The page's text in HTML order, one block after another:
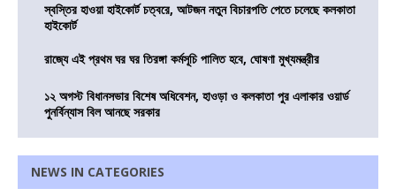
স্বস্তির হাওয়া হাইকোর্ট চত্বরে, আটজন নতুন বিচারপতি পেতে চলেছে কলকাতা
হাইকোর্ট
রাজ্যে এই প্রথম ঘর ঘর তিরঙ্গা কর্মসূচি পালিত হবে, ঘোষণা মুখ্যমন্ত্রীর
১২ অগস্ট বিধানসভার বিশেষ অধিবেশন, হাওড়া ও কলকাতা পুর এলাকার ওয়ার্ড
পুনর্বিন্যাস বিল আনছে সরকার
NEWS IN CATEGORIES